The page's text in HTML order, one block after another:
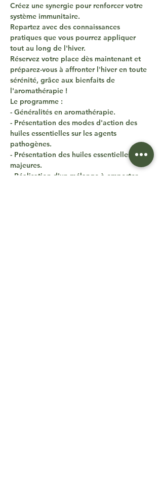
Créez une synergie pour renforcer votre
système immunitaire.
Repartez avec des connaissances
pratiques que vous pourrez appliquer
tout au long de l'hiver.
Réservez votre place dès maintenant et
préparez-vous à affronter l'hiver en toute
sérénité, grâce aux bienfaits de
l'aromathérapie !
Le programme :
- Généralités en aromathérapie.
- Présentation des modes d'action des
huiles essentielles sur les agents
pathogènes.
- Présentation des huiles essentielles
majeures.
- Réalisation d'un mélange à emporter.